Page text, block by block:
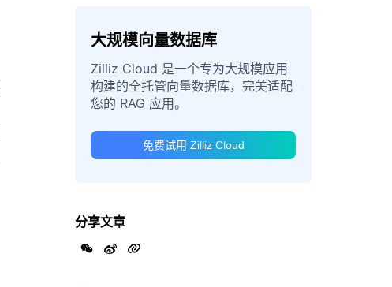
大规模向量数据库
Zilliz Cloud 是一个专为大规模应用
构建的全托管向量数据库，完美适配
您的 RAG 应用。
免费试用 Zilliz Cloud
分享文章